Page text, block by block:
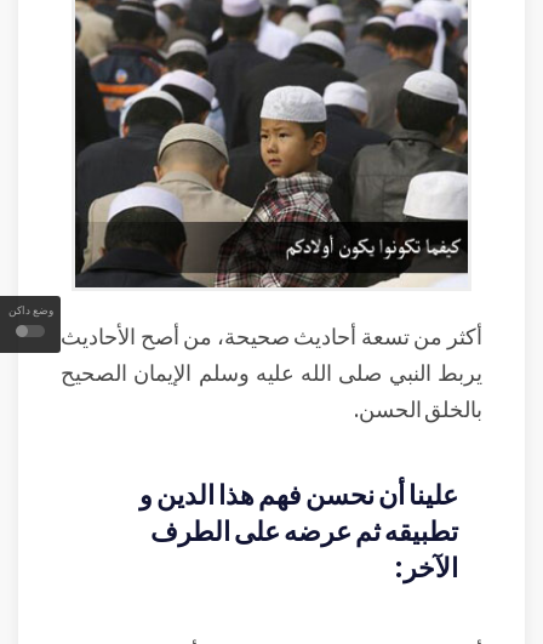
وضع داكن
أكثر من تسعة أحاديث صحيحة، من أصح الأحاديث
يربط النبي صلى الله عليه وسلم الإيمان الصحيح
بالخلق الحسن.
علينا أن نحسن فهم هذا الدين و
تطبيقه ثم عرضه على الطرف
الآخر: